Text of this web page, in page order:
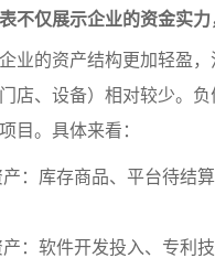
不仅展示企业的资金实
业的资产结构更加轻盈
店、设备）相对较少。
目。具体来看：
：库存商品、平台待结
：软件开发投入、专利